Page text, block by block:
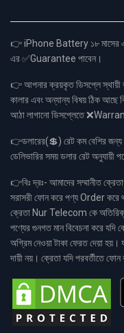
👉 iPhone Battery ১৮ মাসের
এর ✅Guarantee পাবেন।
👉 আপনার ক্রয়কৃত ডিসপ্লে স্থায়ী
কালার এবং অন্যান্য বিষয় ঠিক আছে
আঠা লাগানো ডিসপ্লেতে
👉ডলারের(💲) রেট কম বেশির জন্য
ডেলিভারির সময় ডলার রেট অনুযায়ী
👉বিঃ দ্রঃ- আমাদের সম্মানীত
সরাসরী ফোন করে পণ্য Order করে
ক্রেতা Nur Telecom কে
পণ্যের গুনগত মান বিবেচনা করে যদি
অগ্রিম নেওয়া টাকা ফেরত দেয়া
দায়ী নয়। ক্রেতা যদি পরবর্তীতে ফোন